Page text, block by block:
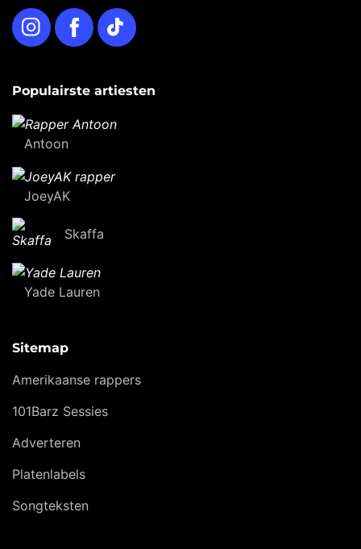
InstagramFacebookTikTok
Populairste artiesten
Antoon
JoeyAK
Skaffa
Yade Lauren
Sitemap
Amerikaanse rappers
101Barz Sessies
Adverteren
Platenlabels
Songteksten